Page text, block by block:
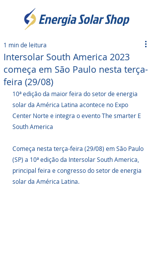
Intersolar South America 2023
começa em São Paulo nesta terça-
feira (29/08)
1 min de leitura
10ª edição da maior feira do setor de energia
solar da América Latina acontece no Expo
Center Norte e integra o evento The smarter E
South America
Começa nesta terça-feira (29/08) em São Paulo
(SP) a 10ª edição da Intersolar South America,
principal feira e congresso do setor de energia
solar da América Latina.